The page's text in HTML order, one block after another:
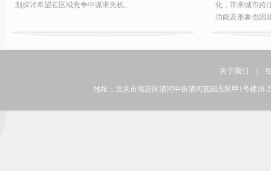
划探讨希望在区域竞争中谋求先机。
化，带来城市跨
功能及形象也因
关于我们
地址：北京市海淀区清河中街清河嘉园东区甲1号楼16-